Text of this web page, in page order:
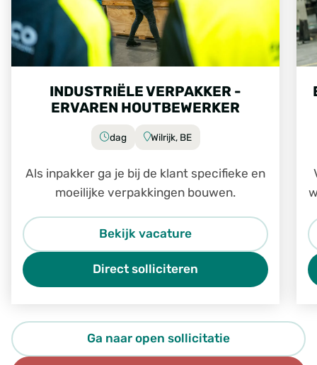
INDUSTRIËLE VERPAKKER -
ERVAREN HOUTBEWERKER
dag Wilrijk, BE
Als inpakker ga je bij de klant specifieke en
moeilijke verpakkingen bouwen.
Bekijk vacature
Direct solliciteren
Ga naar open sollicitatie